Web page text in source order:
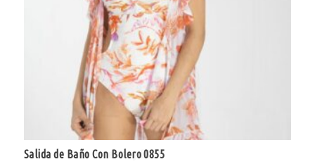
Salida de Baño Con Bolero 0855